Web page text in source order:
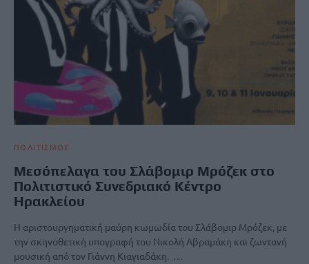
ΠΟΛΙΤΙΣΜΟΣ
Μεσόπελαγα του Σλάβομιρ Μρόζεκ στο
Πολιτιστικό Συνεδριακό Κέντρο
Ηρακλείου
Η αριστουργηματική μαύρη κωμωδία του Σλάβομιρ Μρόζεκ, με
την σκηνοθετική υπογραφή του Νικολή Αβραμάκη και ζωντανή
μουσική από τον Γιάννη Κιαγιαδάκη. …